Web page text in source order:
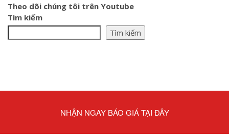
Theo dõi chúng tôi trên Youtube
Tìm kiếm
Tìm kiếm
NHẬN NGAY BÁO GIÁ TẠI ĐÂY